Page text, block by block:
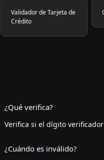
Validador de Tarjeta de
Crédito
¿Qué verifica?
Verifica si el dígito
¿Cuándo es inválido?